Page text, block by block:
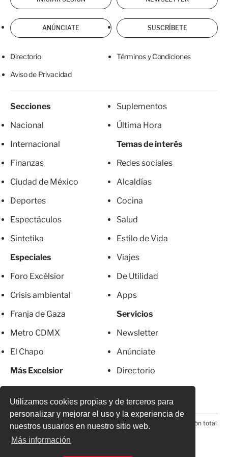
Utilizamos cookies propias y de terceros para
personalizar y mejorar el uso y la experiencia de
nuestros usuarios en nuestro sitio web.
Más información
ANÚNCIATE SUSCRÍBETE
Directorio Términos y Condiciones
Aviso de Privacidad
Secciones
Nacional
Internacional
Finanzas
Ciudad de México
Deportes
Espectáculos
Sintetika
Especiales
Foro Excélsior
Crisis ambiental
Franja de Gaza
Metro CDMX
El Chapo
Más Excelsior
Suplementos
Última Hora
Temas de interés
Redes sociales
Alcaldías
Cocina
Salud
Estilo de Vida
Viajes
De Utilidad
Apps
Servicios
Newsletter
Anúnciate
Directorio
© 2026 Todos los derechos reservados. Prohibida la reproducción total
o parcial, incluyendo cualquier medio electrónico*